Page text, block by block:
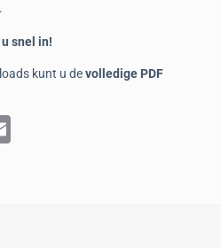
snel in!
kunt u devolledige PDF